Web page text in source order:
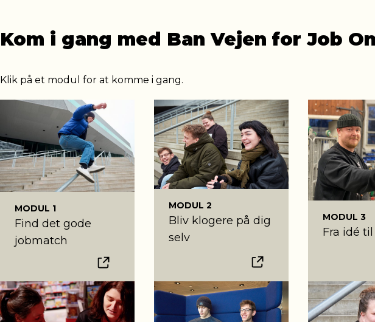
Kom i gang med Ban Vejen for Job
Klik på et modul for at komme i gang.
MODUL 1
Find det gode
jobmatch
MODUL 2
Bliv klogere på dig
selv
MODUL 3
Fra idé